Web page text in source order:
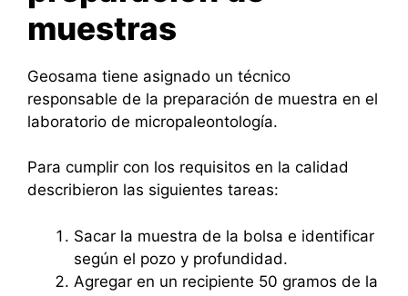
muestras
Geosama tiene asignado un técnico
responsable de la preparación de muestra en el
laboratorio de micropaleontología.
Para cumplir con los requisitos en la calidad
describieron las siguientes tareas:
Sacar la muestra de la bolsa e identificar
según el pozo y profundidad.
Agregar en un recipiente 50 gramos de la